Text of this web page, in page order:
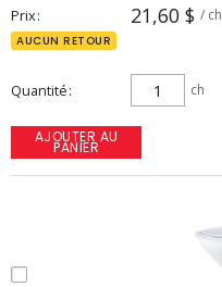
Prix 21,60 $ / ch
AUCUN RETOUR
Quantité ch
AJOUTER AU
PANIER